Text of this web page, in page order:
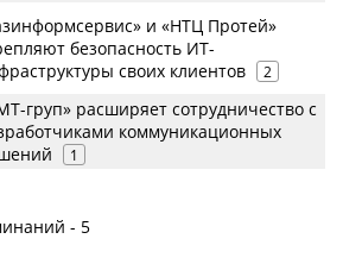
и «НТЦ Протей»
безопасность ИТ-
своих клиентов
2
груп» расширяет сотрудничество с
коммуникационных
1
- 5